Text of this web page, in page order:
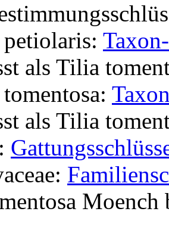
als Tilia
als Tilia
Moench